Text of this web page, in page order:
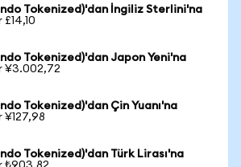
Tokenized)'dan İngiliz Sterlini'na
Tokenized)'dan Japon Yeni'na
¥3.002,72
Tokenized)'dan Çin Yuanı'na
¥127,98
Tokenized)'dan Türk Lirası'na